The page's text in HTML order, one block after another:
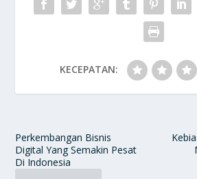
KECEPATAN:
Perkembangan Bisnis
Digital Yang Semakin Pesat
Di Indonesia